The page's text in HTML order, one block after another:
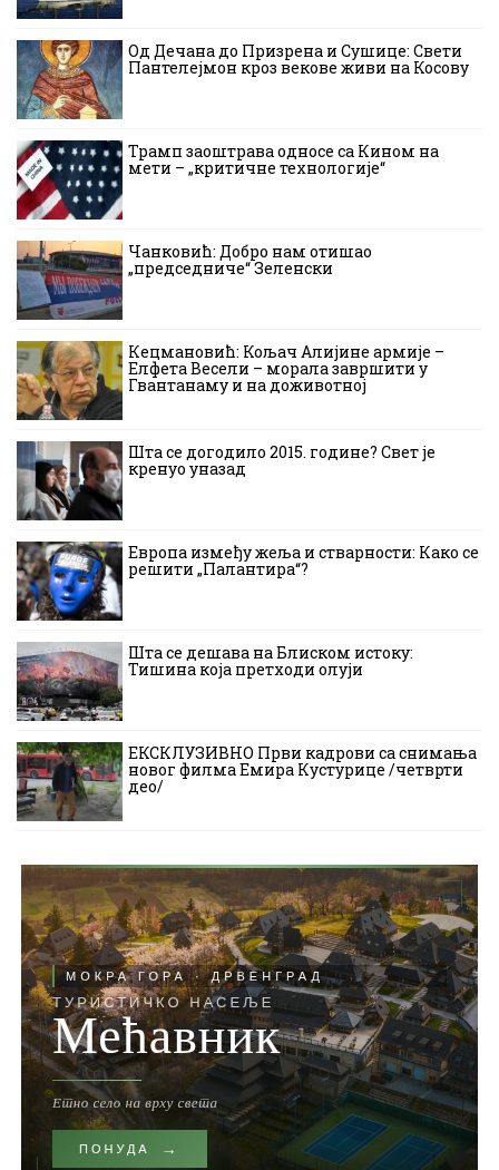
Од Дечана до Призрена и Сушице: Свети
Пантелејмон кроз векове живи на Косову
Трамп заоштрава односе са Кином на
мети – „критичне технологије“
Чанковић: Добро нам отишао
„председниче“ Зеленски
Кецмановић: Кољач Алијине армије –
Елфета Весели – морала завршити у
Гвантанаму и на доживотној
Шта се догодило 2015. године? Свет је
кренуо уназад
Европа између жеља и стварности: Како се
решити „Палантира“?
Шта се дешава на Блиском истоку:
Тишина која претходи олуји
ЕКСКЛУЗИВНО Први кадрови са снимања
новог филма Емира Кустурице /четврти
део/